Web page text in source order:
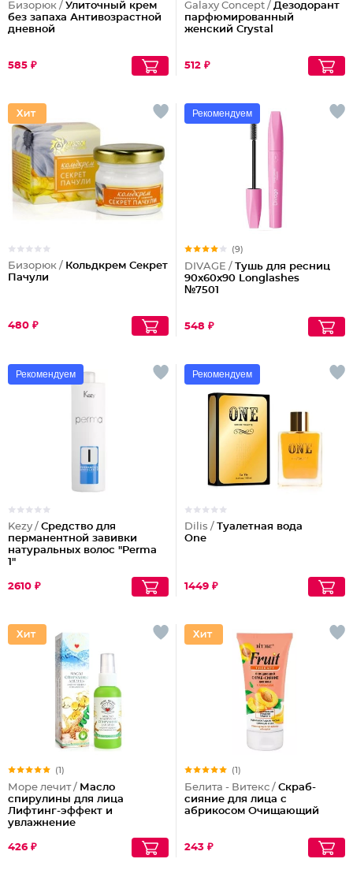
Бизорюк / Улиточный крем
без запаха Антивозрастной
дневной
585 ₽
Galaxy Concept / Дезодорант
парфюмированный
женский Crystal
512 ₽
Бизорюк / Кольдкрем Секрет
Пачули
480 ₽
Рекомендуем
(9)
DIVAGE / Тушь для ресниц
90x60x90 Longlashes
№7501
548 ₽
Рекомендуем
Kezy / Средство для
перманентной завивки
натуральных волос "Perma
1"
2610 ₽
Рекомендуем
Dilis / Туалетная вода
One
1449 ₽
(1)
Море лечит / Масло
спирулины для лица
Лифтинг-эффект и
увлажнение
426 ₽
(1)
Белита - Витекс / Скраб-
сияние для лица с
абрикосом Очищающий
243 ₽